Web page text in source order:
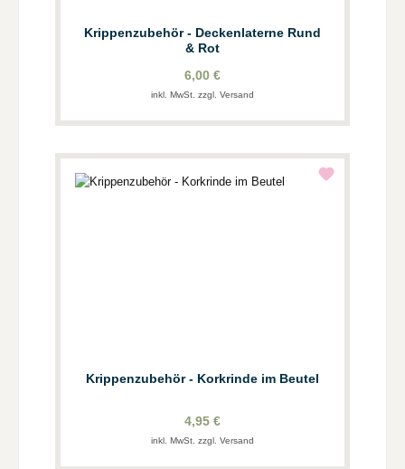
Krippenzubehör - Deckenlaterne Rund
& Rot
6,00 €
inkl. MwSt. zzgl. Versand
Krippenzubehör - Korkrinde im Beutel
4,95 €
inkl. MwSt. zzgl. Versand